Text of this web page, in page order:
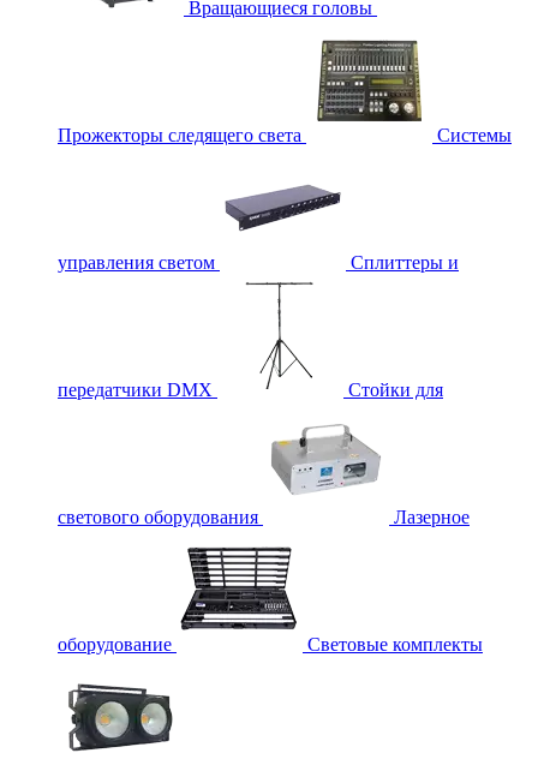
Вращающиеся головы
Прожекторы следящего света Системы
управления светом Сплиттеры и
передатчики DMX Стойки для
светового оборудования Лазерное
оборудование Световые комплекты